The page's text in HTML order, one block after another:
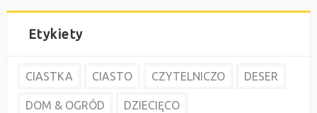
Etykiety
CIASTKA CIASTO CZYTELNICZO DESER
DOM & OGRÓD DZIECIĘCO